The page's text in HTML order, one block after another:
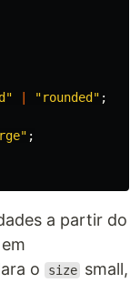
" "rounded " ;
" ;
a partir do
o
size small,